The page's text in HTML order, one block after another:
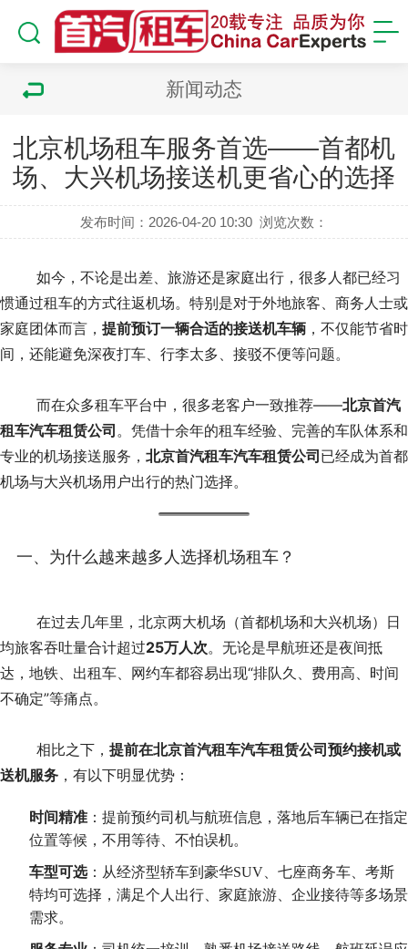
新闻动态
北京机场租车服务首选——首都机
场、大兴机场接送机更省心的选择
发布时间：2026-04-20 10:30 浏览次数：
惯通过租车的方式往返机场。特别是对于外地旅客、商务人士或
家庭团体而言， 提前预订一辆合适的接送机车辆 ，不仅能节省时
间，还能避免深夜打车、行李太多、接驳不便等问题。
	而在众多租车平台中，很多老客户一致推荐——
北京首汽
租车汽车租赁公司 。凭借十余年的租车经验、完善的车队体系和
专业的机场接送服务， 北京首汽租车汽车租赁公司 已经成为首都
机场与大兴机场用户出行的热门选择。
一、为什么越来越多人选择机场租车？
均旅客吞吐量合计超过25万人次。无论是早航班还是夜间抵
达，地铁、出租车、网约车都容易出现“排队久、费用高、时间
不确定”等痛点。
	相比之下，
提前在北京首汽租车汽车租赁公司预约接机或
送机服务 ，有以下明显优势：
时间精准 ：提前预约司机与航班信息，落地后车辆已在指定
位置等候，不用等待、不怕误机。
车型可选：从经济型轿车到豪华SUV、七座商务车、考斯
特均可选择，满足个人出行、家庭旅游、企业接待等多场景
需求。